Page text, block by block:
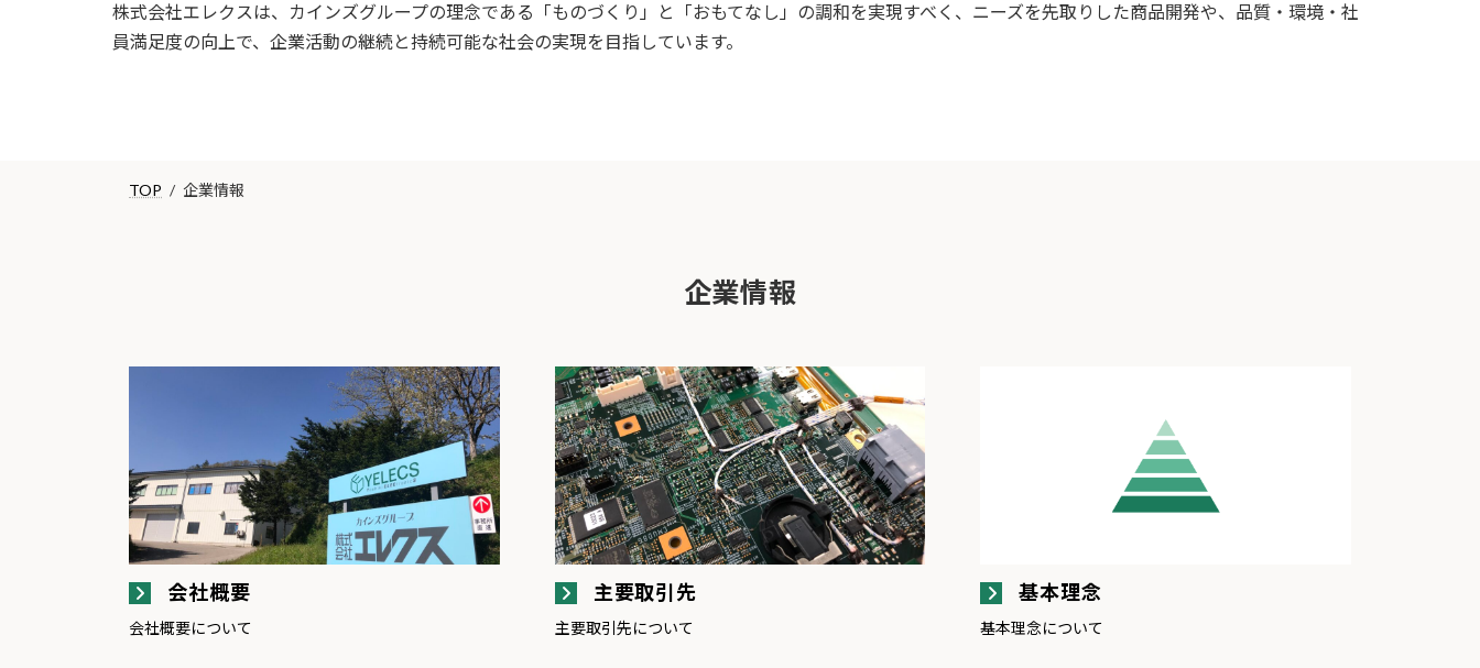
株式会社エレクスは、カインズグループの理念である「ものづくり」と「おもてなし」の調和を実現すべく、ニーズを先取りした商品開発や、品質・環境・社
員満足度の向上で、企業活動の継続と持続可能な社会の実現を目指しています。
TOP 企業情報
企業情報
会社概要
会社概要について
主要取引先
主要取引先について
基本理念
基本理念について